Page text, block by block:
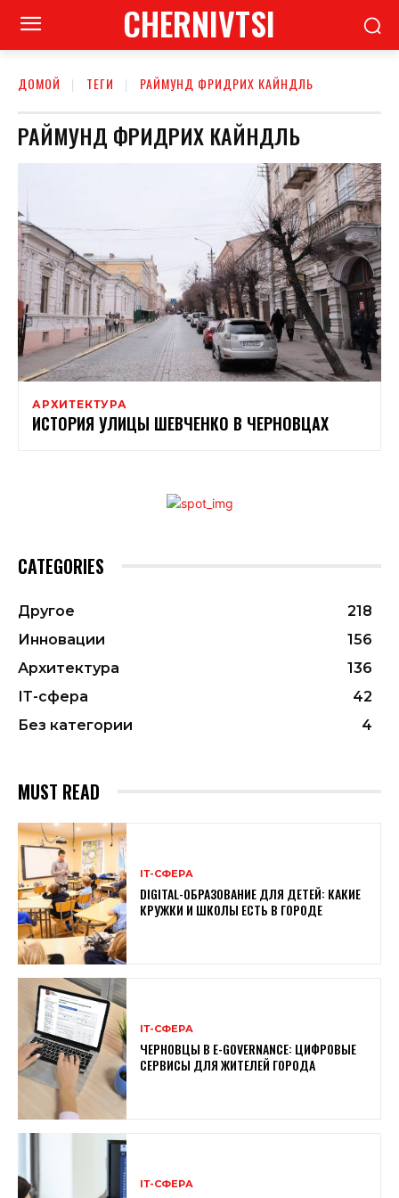
CHERNIVTSI
ДОМОЙ ТЕГИ РАЙМУНД ФРИДРИХ КАЙНДЛЬ
РАЙМУНД ФРИДРИХ КАЙНДЛЬ
АРХИТЕКТУРА
ИСТОРИЯ УЛИЦЫ ШЕВЧЕНКО В ЧЕРНОВЦАХ
CATEGORIES
Другое
218
Инновации
156
Архитектура
136
ІТ-сфера
42
Без категории
4
MUST READ
ІТ-СФЕРА
DIGITAL-ОБРАЗОВАНИЕ ДЛЯ ДЕТЕЙ: КАКИЕ
КРУЖКИ И ШКОЛЫ ЕСТЬ В ГОРОДЕ
ІТ-СФЕРА
ЧЕРНОВЦЫ В E-GOVERNANCE: ЦИФРОВЫЕ
СЕРВИСЫ ДЛЯ ЖИТЕЛЕЙ ГОРОДА
ІТ-СФЕРА